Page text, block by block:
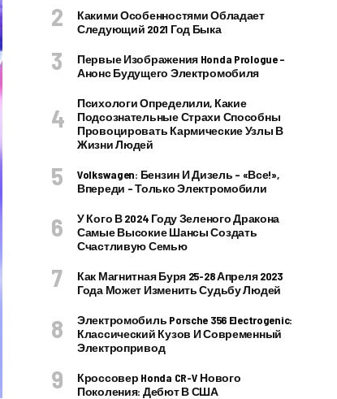
Какими Особенностями Обладает
Следующий 2021 Год Быка
Первые Изображения Honda Prologue –
Анонс Будущего Электромобиля
Психологи Определили, Какие
Подсознательные Страхи Способны
Провоцировать Кармические Узлы В
Жизни Людей
Volkswagen: Бензин И Дизель – «все!»,
Впереди – Только Электромобили
У Кого В 2024 Году Зеленого Дракона
Самые Высокие Шансы Создать
Счастливую Семью
Как Магнитная Буря 25-28 Апреля 2023
Года Может Изменить Судьбу Людей
Электромобиль Porsche 356 Electrogenic:
Классический Кузов И Современный
Электропривод
Кроссовер Honda CR-V Нового
Поколения: Дебют В США